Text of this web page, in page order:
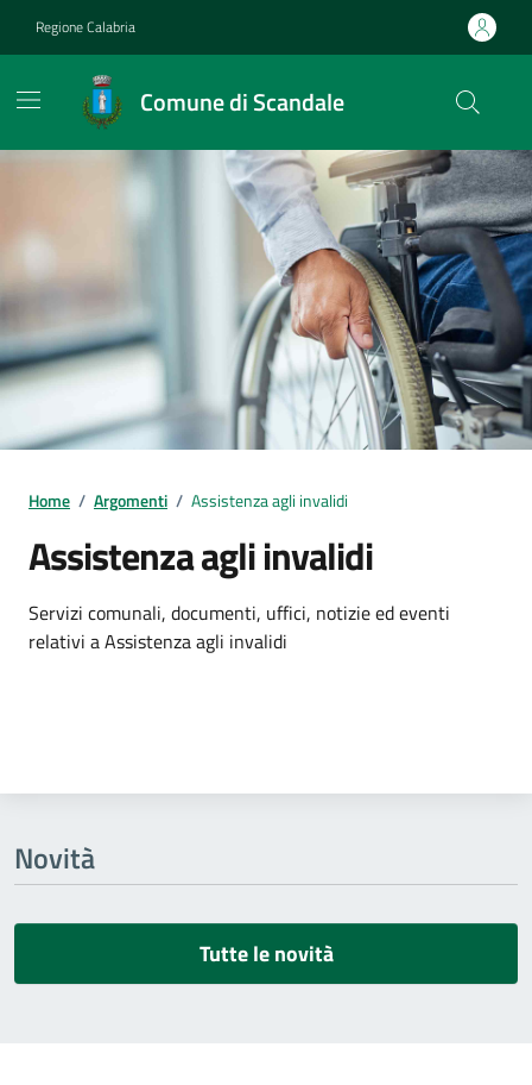
Regione Calabria
Comune di Scandale
Home / Argomenti / Assistenza agli invalidi
Assistenza agli invalidi
Dettagli dell'argomento
Servizi comunali, documenti, uffici, notizie ed eventi
relativi a Assistenza agli invalidi
Novità
Tutte le novità